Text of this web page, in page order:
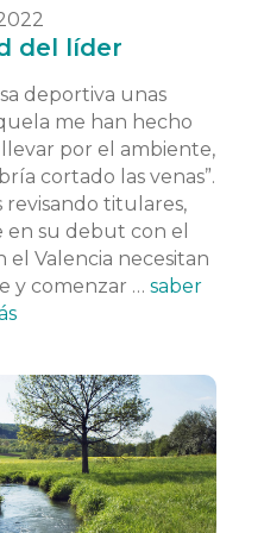
del líder
deportiva unas
me han hecho
por el ambiente,
cortado las venas”.
revisando titulares,
su debut con el
el Valencia necesitan
y comenzar … saber